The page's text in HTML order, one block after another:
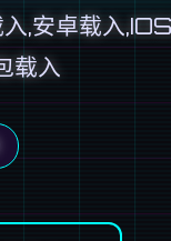
,安卓载入
载入